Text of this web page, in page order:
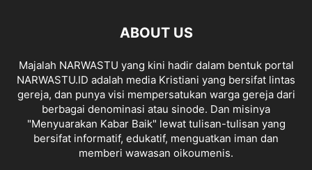
ABOUT US
Majalah NARWASTU yang kini hadir dalam bentuk portal
NARWASTU.ID adalah media Kristiani yang bersifat lintas
gereja, dan punya visi mempersatukan warga gereja dari
berbagai denominasi atau sinode. Dan misinya
"Menyuarakan Kabar Baik" lewat tulisan-tulisan yang
bersifat informatif, edukatif, menguatkan iman dan
memberi wawasan oikoumenis.